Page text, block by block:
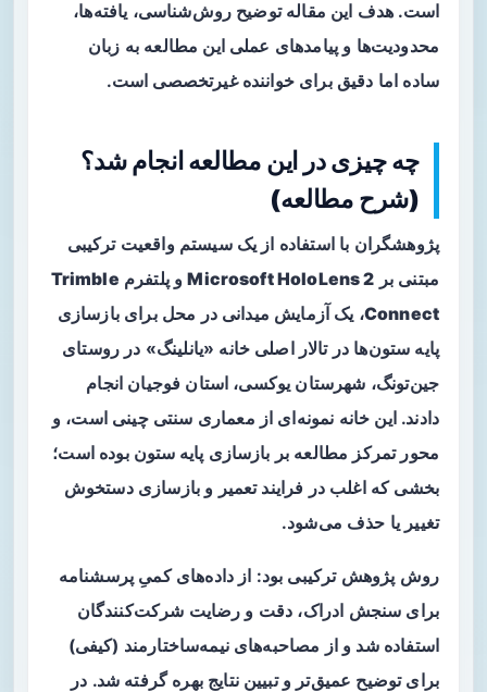
است. هدف این مقاله توضیح روش‌شناسی، یافته‌ها،
محدودیت‌ها و پیامدهای عملی این مطالعه به زبان
ساده اما دقیق برای خواننده غیرتخصصی است.
چه چیزی در این مطالعه انجام شد؟
(شرح مطالعه)
پژوهشگران با استفاده از یک سیستم واقعیت ترکیبی
مبتنی بر Microsoft HoloLens 2و پلتفرم Trimble
Connect، یک آزمایش میدانی در محل برای بازسازی
پایه‌ ستون‌ها در تالار اصلی خانه «یانلینگ» در روستای
جین‌تونگ، شهرستان یوکسی، استان فوجیان انجام
دادند. این خانه نمونه‌ای از معماری سنتی چینی است، و
محور تمرکز مطالعه بر بازسازی پایه ستون بوده است؛
بخشی که اغلب در فرایند تعمیر و بازسازی دستخوش
تغییر یا حذف می‌شود.
روش پژوهشترکیبی بود: از داده‌های کمیِ پرسشنامه
برای سنجش ادراک، دقت و رضایت شرکت‌کنندگان
استفاده شد و از مصاحبه‌های نیمه‌ساختارمند (کیفی)
برای توضیح عمیق‌تر و تبیین نتایج بهره گرفته شد. در